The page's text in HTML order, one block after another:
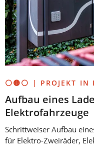
⚪🟡⚪ | PROJEKT IN
Aufbau eines
Elektrofahrzeuge
Schrittweiser Aufbau
für Elektro-Zweiräder,